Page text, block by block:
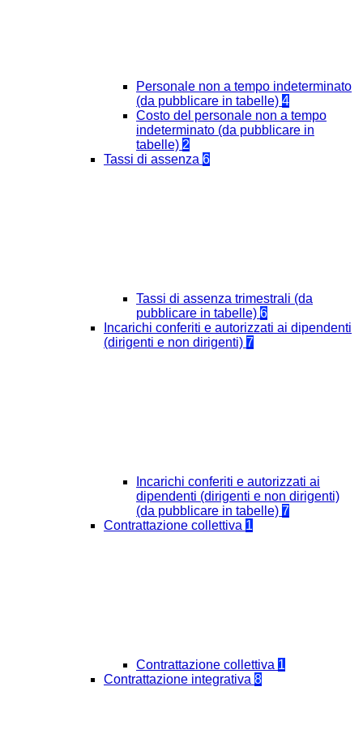
Personale non a tempo indeterminato
(da pubblicare in tabelle) 4
Costo del personale non a tempo
indeterminato (da pubblicare in
tabelle) 2
Tassi di assenza 6
Tassi di assenza trimestrali (da
pubblicare in tabelle) 6
Incarichi conferiti e autorizzati ai dipendenti
(dirigenti e non dirigenti) 7
Incarichi conferiti e autorizzati ai
dipendenti (dirigenti e non dirigenti)
(da pubblicare in tabelle) 7
Contrattazione collettiva 1
Contrattazione collettiva 1
Contrattazione integrativa 8